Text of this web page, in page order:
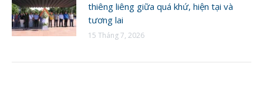
thiêng liêng giữa quá khứ, hiện tại và
tương lai
15 Tháng 7, 2026